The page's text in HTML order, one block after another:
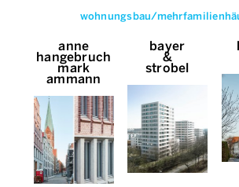
wohnungsbau/
anne
hangebruch
mark
ammann
bayer
&
strobel